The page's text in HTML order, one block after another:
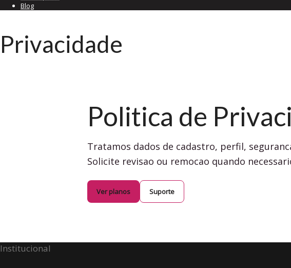
Blog
Privacidade
Politica de
Tratamos dados de cadastro, perfil,
Solicite revisao ou remocao quando
Ver planos Suporte
Institucional